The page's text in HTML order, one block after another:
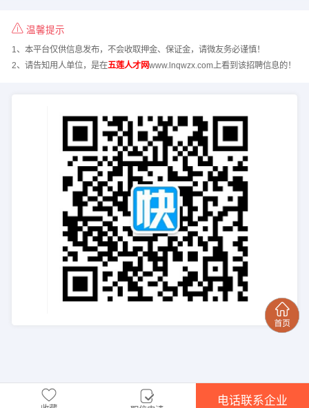
温馨提示
1、本平台仅供信息发布，不会收取押金、保证金，请微友务必谨慎！
2、请告知用人单位，是在五莲人才网www.lnqwzx.com上看到该招聘信息的！
电话联系企业